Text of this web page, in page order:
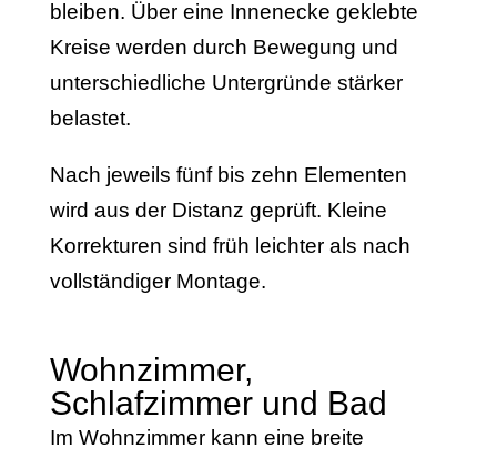
bleiben. Über eine Innenecke geklebte
Kreise werden durch Bewegung und
unterschiedliche Untergründe stärker
belastet.
Nach jeweils fünf bis zehn Elementen
wird aus der Distanz geprüft. Kleine
Korrekturen sind früh leichter als nach
vollständiger Montage.
Wohnzimmer,
Schlafzimmer und Bad
Im Wohnzimmer kann eine breite